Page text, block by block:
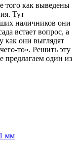
как выведены
Тут
наличников они
встает вопрос, а
как они выглядят
то». Решить эту
один из
мм